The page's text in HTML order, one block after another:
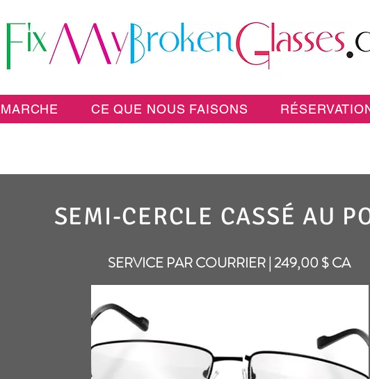
CE QUE NOUS FAISONS
SEMI-CERCLE CASSÉ AU
SERVICE PAR COURRIER | 249,00 $ CA